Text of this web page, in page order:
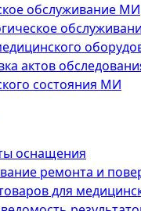
обслуживание МИ
актов
состояния МИ
оснащения
ремонта и
для